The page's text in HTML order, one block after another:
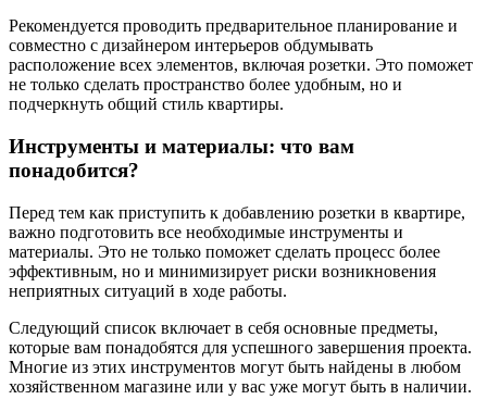
Рекомендуется проводить предварительное планирование и
совместно с дизайнером интерьеров обдумывать
расположение всех элементов, включая розетки. Это поможет
не только сделать пространство более удобным, но и
подчеркнуть общий стиль квартиры.
Инструменты и материалы: что вам
понадобится?
Перед тем как приступить к добавлению розетки в квартире,
важно подготовить все необходимые инструменты и
материалы. Это не только поможет сделать процесс более
эффективным, но и минимизирует риски возникновения
неприятных ситуаций в ходе работы.
Следующий список включает в себя основные предметы,
которые вам понадобятся для успешного завершения проекта.
Многие из этих инструментов могут быть найдены в любом
хозяйственном магазине или у вас уже могут быть в наличии.